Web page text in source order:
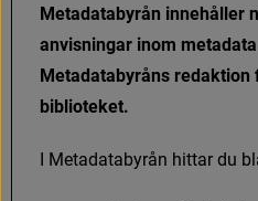
Metadatabyrån innehåller
anvisningar inom
Metadatabyråns redaktion
biblioteket.
I Metadatabyrån hittar du bl